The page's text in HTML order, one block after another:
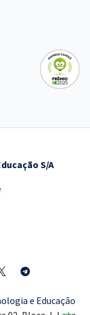
S/A
e Educação